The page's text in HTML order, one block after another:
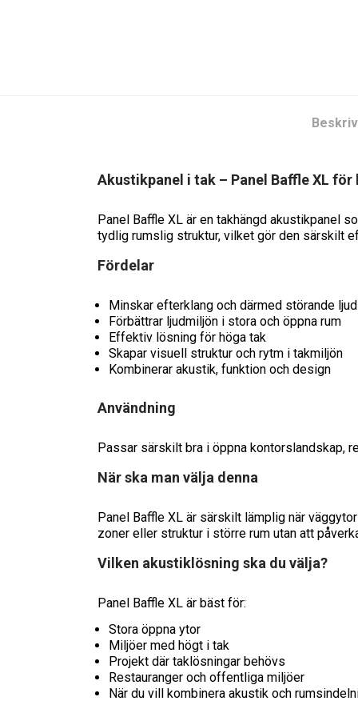
Akustikpanel i tak – Panel Baffle XL
Panel Baffle XL är en takhängd akustikpanel
tydlig rumslig struktur, vilket gör den särskilt
Fördelar
Minskar efterklang och därmed störande ljud
Förbättrar ljudmiljön i stora och öppna rum
Effektiv lösning för höga tak
Skapar visuell struktur och rytm i takmiljön
Kombinerar akustik, funktion och design
Användning
Passar särskilt bra i öppna kontorslandskap,
När ska man välja denna
Panel Baffle XL är särskilt lämplig när
zoner eller struktur i större rum utan att
Vilken akustiklösning ska du välja?
Panel Baffle XL är bäst för:
Stora öppna ytor
Miljöer med högt i tak
Projekt där taklösningar behövs
Restauranger och offentliga miljöer
När du vill kombinera akustik och